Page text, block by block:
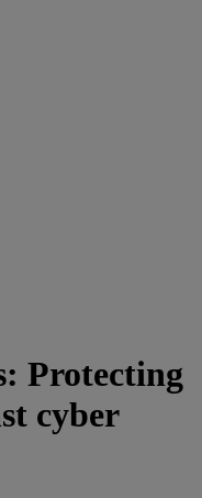
Protecting
cyber